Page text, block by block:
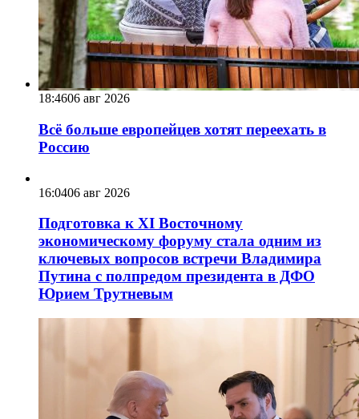
18:4606 авг 2026
Всё больше европейцев хотят переехать в
Россию
16:0406 авг 2026
Подготовка к XI Восточному
экономическому форуму стала одним из
ключевых вопросов встречи Владимира
Путина с полпредом президента в ДФО
Юрием Трутневым